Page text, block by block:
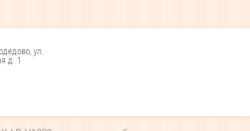
ул.
д. 1